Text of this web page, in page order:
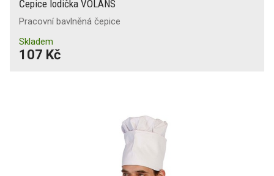
Čepice lodička VOLANS
Pracovní bavlněná čepice
Skladem
107 Kč